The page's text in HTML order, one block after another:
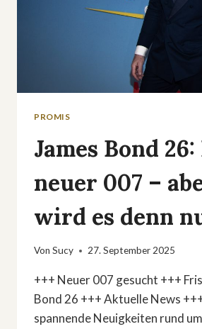
PROMIS
James Bond
neuer 007 –
wird es denn
Von Sucy 27. September 2025
+++ Neuer 007 gesucht +++
Bond 26 +++ Aktuelle News
spannende Neuigkeiten rund